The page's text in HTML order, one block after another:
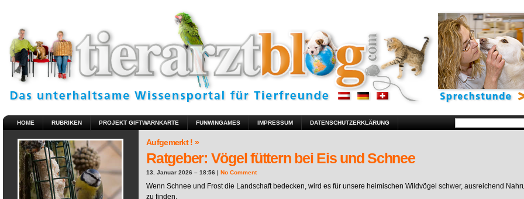
HOME RUBRIKEN PROJEKT GIFTWARNKARTE FUNWINGAMES IMPRESSUM DATENSCHUTZERKLÄRUNG
Aufgemerkt ! »
Ratgeber: Vögel füttern bei Eis und Schnee
13. Januar 2026 – 18:56 | No Comment
Wenn Schnee und Frost die Landschaft bedecken, wird es für unsere heimischen Wildvögel schwer, ausreichend
zu finden.